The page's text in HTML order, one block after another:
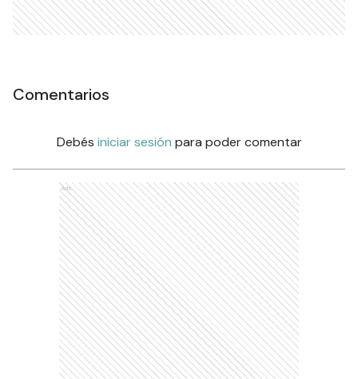
Comentarios
Debés iniciar sesión para poder comentar
Ads